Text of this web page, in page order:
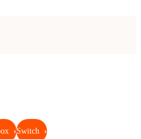
›Switch ›